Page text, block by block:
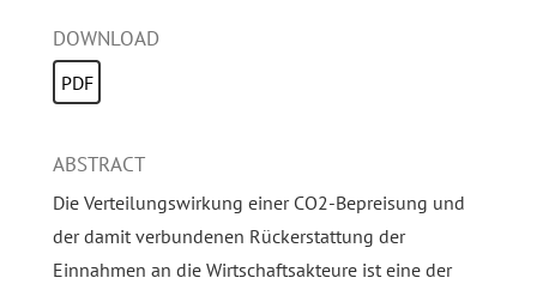
DOWNLOAD
PDF
ABSTRACT
Die Verteilungswirkung einer CO2-Bepreisung und
der damit verbundenen Rückerstattung der
Einnahmen an die Wirtschaftsakteure ist eine der